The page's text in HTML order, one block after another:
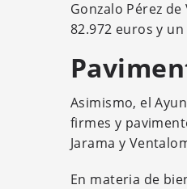
Gonzalo Pérez
82.972 euros y
Asimismo, el
firmes y
Jarama y
En materia de